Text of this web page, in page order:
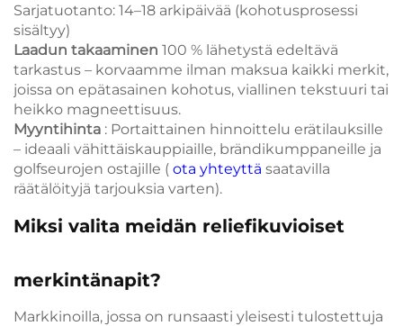
Sarjatuotanto: 14–18 arkipäivää (kohotusprosessi
sisältyy)
Laadun takaaminen 100 % lähetystä edeltävä
tarkastus – korvaamme ilman maksua kaikki merkit,
joissa on epätasainen kohotus, viallinen tekstuuri tai
heikko magneettisuus.
Myyntihinta : Portaittainen hinnoittelu erätilauksille
– ideaali vähittäiskauppiaille, brändikumppaneille ja
golfseurojen ostajille ( ota yhteyttä saatavilla
räätälöityjä tarjouksia varten).
Miksi valita meidän reliefikuvioiset
merkintänapit?
Markkinoilla, jossa on runsaasti yleisesti tulostettuja